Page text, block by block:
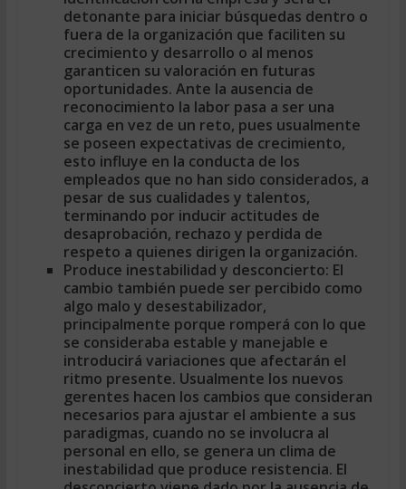
detonante para iniciar búsquedas dentro o
fuera de la organización que faciliten su
crecimiento y desarrollo o al menos
garanticen su valoración en futuras
oportunidades. Ante la ausencia de
reconocimiento la labor pasa a ser una
carga en vez de un reto, pues usualmente
se poseen expectativas de crecimiento,
esto influye en la conducta de los
empleados que no han sido considerados, a
pesar de sus cualidades y talentos,
terminando por inducir actitudes de
desaprobación, rechazo y perdida de
respeto a quienes dirigen la organización.
Produce inestabilidad y desconcierto: El
cambio también puede ser percibido como
algo malo y desestabilizador,
principalmente porque romperá con lo que
se consideraba estable y manejable e
introducirá variaciones que afectarán el
ritmo presente. Usualmente los nuevos
gerentes hacen los cambios que consideran
necesarios para ajustar el ambiente a sus
paradigmas, cuando no se involucra al
personal en ello, se genera un clima de
inestabilidad que produce resistencia. El